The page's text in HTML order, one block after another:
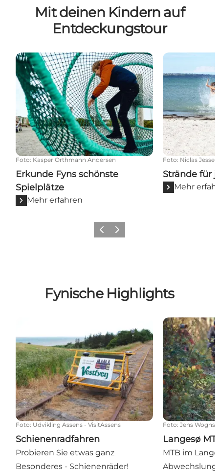
Mit deinen Kindern auf
Entdeckungstour
Erkunde Fyns schönste Spielplätze
Foto: Kasper Orthmann Andersen
Erkunde Fyns schönste
Spielplätze
Mehr erfahren
Strände für
Foto: Niclas Jessen
Strände für
Mehr
ZurückWeiter
Fynische Highlights
Foto: Udvikling Assens - VisitAssens
Schienenradfahren
Probieren Sie etwas ganz
Besonderes - Schienenräder!
Langesø
Foto: Jens
Langesø
MTB im